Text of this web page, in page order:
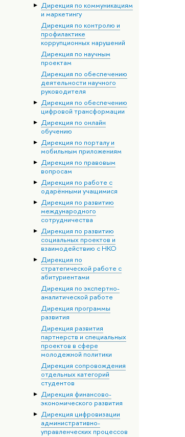
Дирекция по коммуникациям
и маркетингу
Дирекция по контролю и
профилактике
коррупционных нарушений
Дирекция по научным
проектам
Дирекция по обеспечению
деятельности научного
руководителя
Дирекция по обеспечению
цифровой трансформации
Дирекция по онлайн
обучению
Дирекция по порталу и
мобильным приложениям
Дирекция по правовым
вопросам
Дирекция по работе с
одарёнными учащимися
Дирекция по развитию
международного
сотрудничества
Дирекция по развитию
социальных проектов и
взаимодействию с НКО
Дирекция по
стратегической работе с
абитуриентами
Дирекция по экспертно-
аналитической работе
Дирекция программы
развития
Дирекция развития
партнерств и специальных
проектов в сфере
молодежной политики
Дирекция сопровождения
отдельных категорий
студентов
Дирекция финансово-
экономического развития
Дирекция цифровизации
административно-
управленческих процессов